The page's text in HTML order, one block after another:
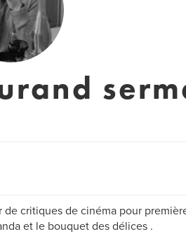
critiques de cinéma pour
et le bouquet des délices .